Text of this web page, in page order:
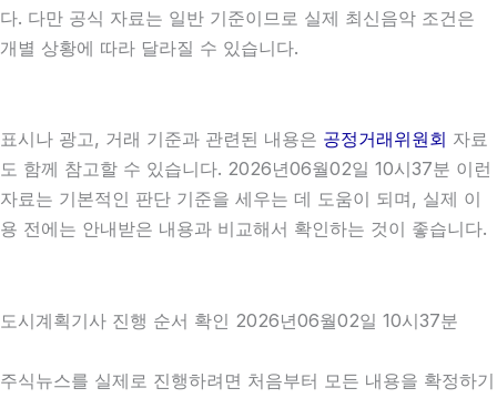
다. 다만 공식 자료는 일반 기준이므로 실제 최신음악 조건은
개별 상황에 따라 달라질 수 있습니다.
표시나 광고, 거래 기준과 관련된 내용은 공정거래위원회 자료
도 함께 참고할 수 있습니다. 2026년06월02일 10시37분 이런
자료는 기본적인 판단 기준을 세우는 데 도움이 되며, 실제 이
용 전에는 안내받은 내용과 비교해서 확인하는 것이 좋습니다.
도시계획기사 진행 순서 확인 2026년06월02일 10시37분
주식뉴스를 실제로 진행하려면 처음부터 모든 내용을 확정하기